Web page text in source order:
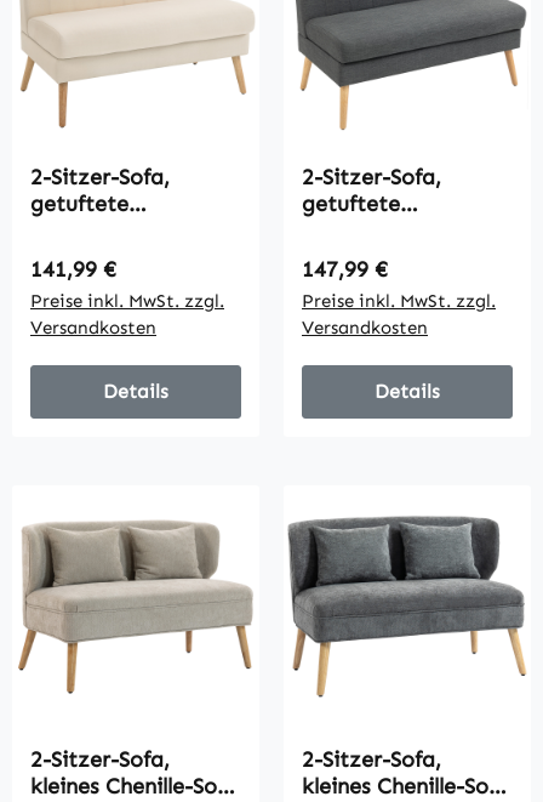
2-Sitzer-Sofa,
getuftete
Holzbeine, dicke
Polsterung,
Leinenoptik, für
kleine Räume, Beige
Regulärer Preis:
141,99 €
Preise inkl. MwSt. zzgl.
Versandkosten
Details
2-Sitzer-Sofa,
getuftete
Holzbeine, dicke
Polsterung,
Leinenoptik, für
kleine Räume, Grau
Regulärer Preis:
147,99 €
Preise inkl. MwSt. zzgl.
Versandkosten
Details
2-Sitzer-Sofa,
kleines Chenille-Sofa
2-Sitzer-Sofa,
kleines Chenille-Sofa